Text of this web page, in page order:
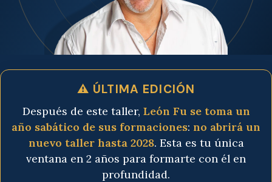
⚠ ÚLTIMA EDICIÓN
Después de este taller, León Fu se toma un
año sabático de sus formaciones: no abrirá un
nuevo taller hasta 2028. Esta es tu única
ventana en 2 años para formarte con él en
profundidad.